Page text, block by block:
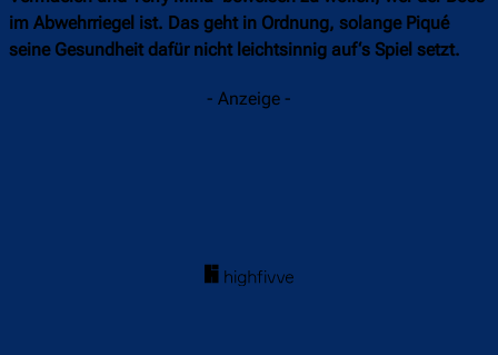
im Abwehrriegel ist. Das geht in Ordnung, solange Piqué
seine Gesundheit dafür nicht leichtsinnig auf‘s Spiel setzt.
- Anzeige -